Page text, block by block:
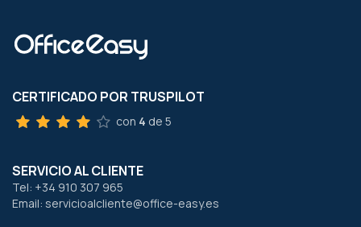
CERTIFICADO POR TRUSPILOT
con 4 de 5
SERVICIO AL CLIENTE
Tel: +34 910 307 965
Email: servicioalcliente@office-easy.es